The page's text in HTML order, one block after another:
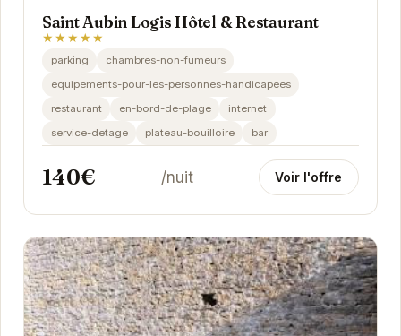
Saint Aubin Logis Hôtel & Restaurant
★★★★★
parking
chambres-non-fumeurs
equipements-pour-les-personnes-handicapees
restaurant
en-bord-de-plage
internet
service-detage
plateau-bouilloire bar
140€ /nuit Voir l'offre